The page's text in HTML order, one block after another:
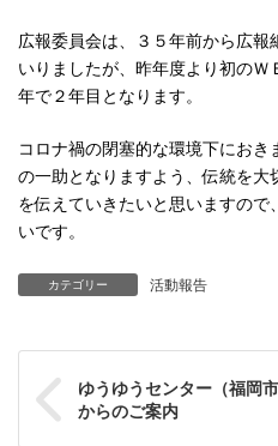
広報委員会は、３５年前から広報
いりましたが、昨年度より初の
年で２年目となります。
コロナ禍の閉塞的な環境下にお
の一助となりますよう、伝統を大
を伝えていきたいと思いますの
いです。
カテゴリー 活動報告
ゆうゆうセンター（福岡
からのご案内